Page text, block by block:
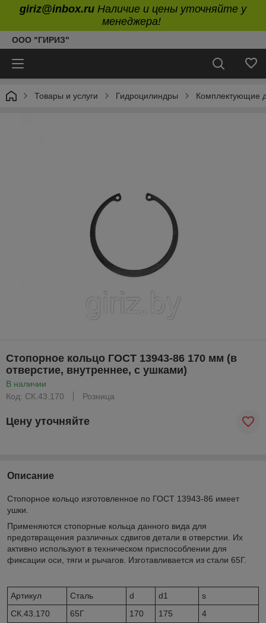
giriz@inbox.ru Наличие и цены уточняйте у
менеджера!
ООО "ГИРИЗ"
Товары и услуги Гидроцилиндры Комплектующие
Стопорное кольцо ГОСТ 13943-86 170 мм (в
отверстие, внутреннее, с ушками)
В наличии
Код: CК.43.170
Розница
Цену уточняйте
Описание
Стопорное кольцо изготовленное по ГОСТ 13943-86 имеет
ушки.
Применяются стопорные кольца данного вида для
предотвращения различных сдвигов детали в отверстии. Их
активно используют в техническом приспособлении для
фиксации оси, тяги и рычагов. Изготавливается из стали 65Г.
Артикул Сталь d d1
s
CК.43.170
65Г 170 175 4